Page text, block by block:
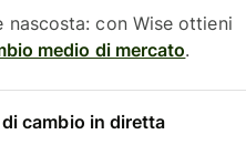
nascosta: con Wise ottieni
medio di mercato.
cambio in diretta